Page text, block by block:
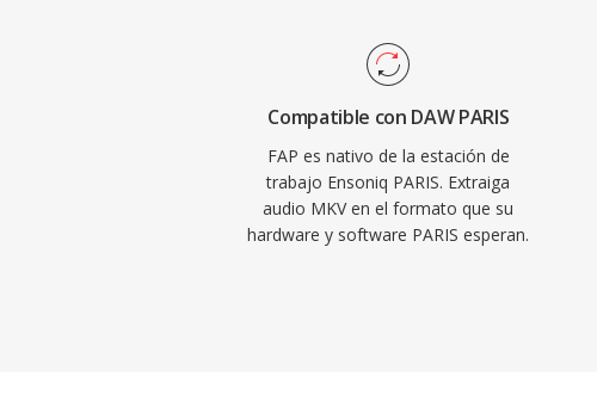
Compatible con DAW PARIS
FAP es nativo de la estación de
trabajo Ensoniq PARIS. Extraiga
audio MKV en el formato que su
hardware y software PARIS esperan.